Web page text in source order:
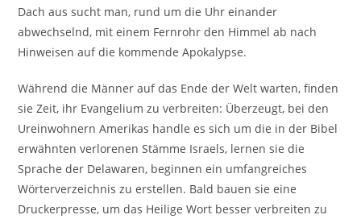
Dach aus sucht man, rund um die Uhr einander
abwechselnd, mit einem Fernrohr den Himmel ab nach
Hinweisen auf die kommende Apokalypse.
Während die Männer auf das Ende der Welt warten, finden
sie Zeit, ihr Evangelium zu verbreiten: Überzeugt, bei den
Ureinwohnern Amerikas handle es sich um die in der Bibel
erwähnten verlorenen Stämme Israels, lernen sie die
Sprache der Delawaren, beginnen ein umfangreiches
Wörterverzeichnis zu erstellen. Bald bauen sie eine
Druckerpresse, um das Heilige Wort besser verbreiten zu